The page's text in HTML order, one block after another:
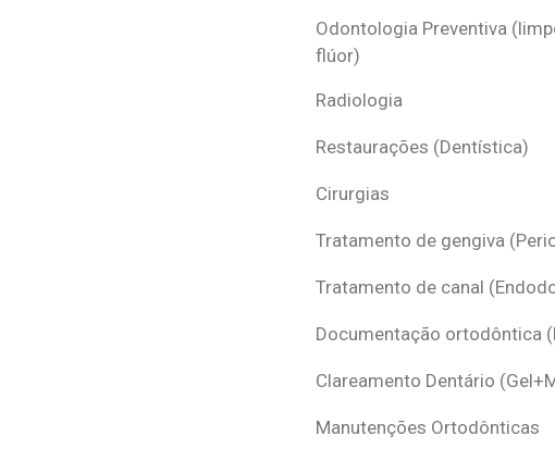
Odontologia Preventiva
flúor)
Radiologia
Restaurações (Dentística)
Cirurgias
Tratamento de gengiva
Tratamento de canal
Documentação ortodôntica
Clareamento Dentário
Manutenções Ortodônticas